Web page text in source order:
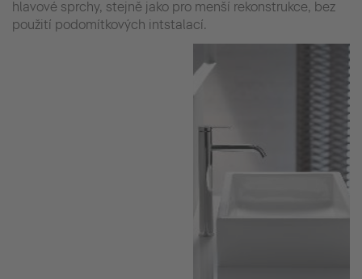
hlavové sprchy, stejně jako pro menší rekonstrukce, bez
použití podomítkových intstalací.